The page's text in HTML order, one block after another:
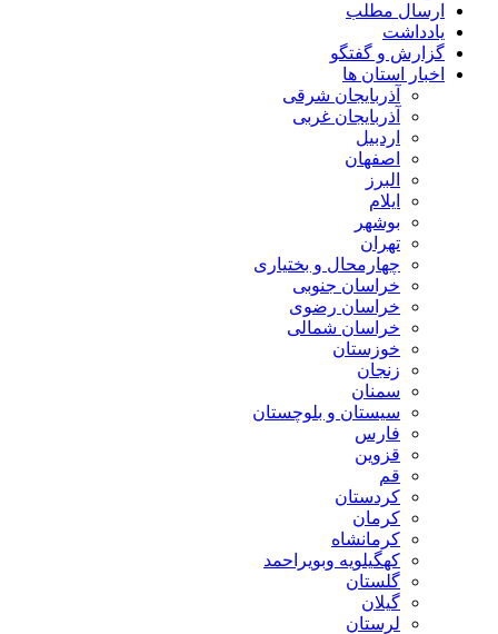
ارسال مطلب
یادداشت
گزارش و گفتگو
اخبار استان ها
آذربایجان شرقی
آذربایجان غربی
اردبیل
اصفهان
البرز
ایلام
بوشهر
تهران
چهارمحال و بختیاری
خراسان جنوبی
خراسان رضوی
خراسان شمالی
خوزستان
زنجان
سمنان
سیستان و بلوچستان
فارس
قزوین
قم
کردستان
کرمان
کرمانشاه
کهگیلویه وبویراحمد
گلستان
گیلان
لرستان